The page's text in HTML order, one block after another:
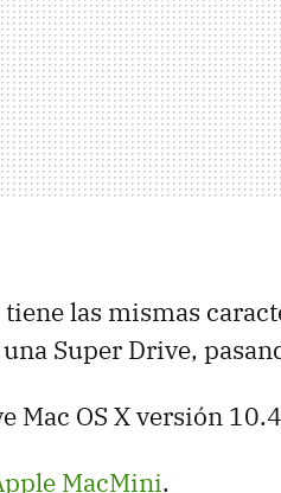
las mismas
Super Drive,
Mac OS X versión
MacMini.